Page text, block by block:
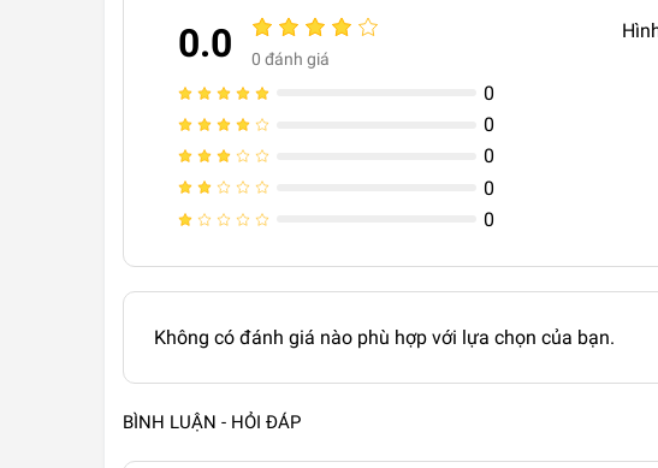
0.0 0 đánh giá
0
0
0
0
0
Không có đánh giá nào phù hợp với lựa chọn của bạn.
BÌNH LUẬN - HỎI ĐÁP